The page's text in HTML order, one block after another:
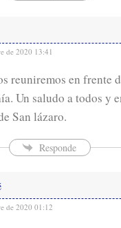
de 2020 13:41
reuniremos en frente
Un saludo a todos y
San lázaro.
Responde
de 2020 01:12